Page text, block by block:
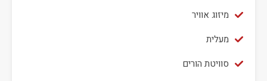
מיזוג אוויר
מעלית
סוויטת הורים